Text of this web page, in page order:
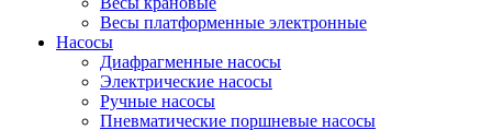
Весы платформенные электронные
Насосы
Диафрагменные насосы
Электрические насосы
Ручные насосы
Пневматические поршневые насосы